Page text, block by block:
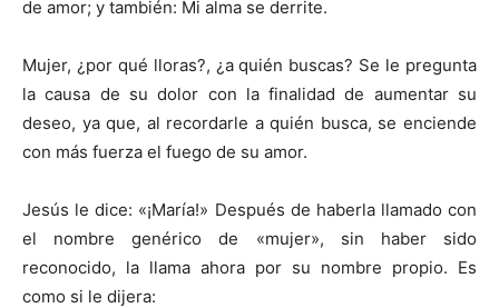
de amor; y también: Mi alma se derrite.
Mujer, ¿por qué lloras?, ¿a quién buscas? Se le preg­unta
la causa de su dolor con la finalidad de aumentar su
deseo, ya que, al recordarle a quién busca, se enciende
con más fuerza el fuego de su amor.
Jesús le dice: «¡María!» Después de haberla llamado con
el nombre genérico de «mujer», sin haber sido
reconocido, la llama ahora por su nombre propio. Es
como si le dijera: